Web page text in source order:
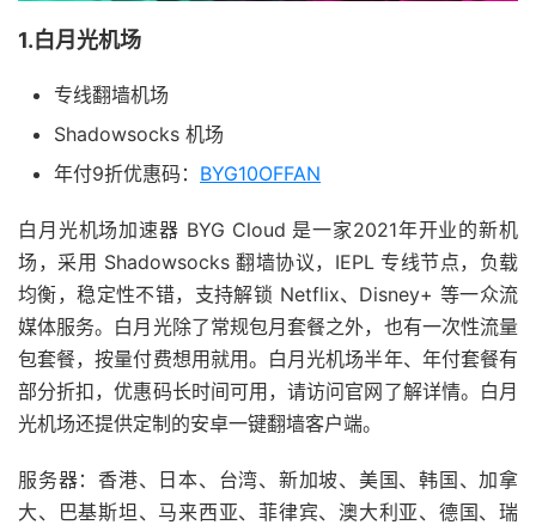
1.白月光机场
专线翻墙机场
Shadowsocks 机场
年付9折优惠码： BYG10OFFAN
白月光机场加速器 BYG Cloud 是一家2021年开业的新机
场，采用 Shadowsocks 翻墙协议，IEPL 专线节点，负载
均衡，稳定性不错，支持解锁 Netflix、Disney+ 等一众流
媒体服务。白月光除了常规包月套餐之外，也有一次性流量
包套餐，按量付费想用就用。白月光机场半年、年付套餐有
部分折扣，优惠码长时间可用，请访问官网了解详情。白月
光机场还提供定制的安卓一键翻墙客户端。
服务器：香港、日本、台湾、新加坡、美国、韩国、加拿
大、巴基斯坦、马来西亚、菲律宾、澳大利亚、德国、瑞